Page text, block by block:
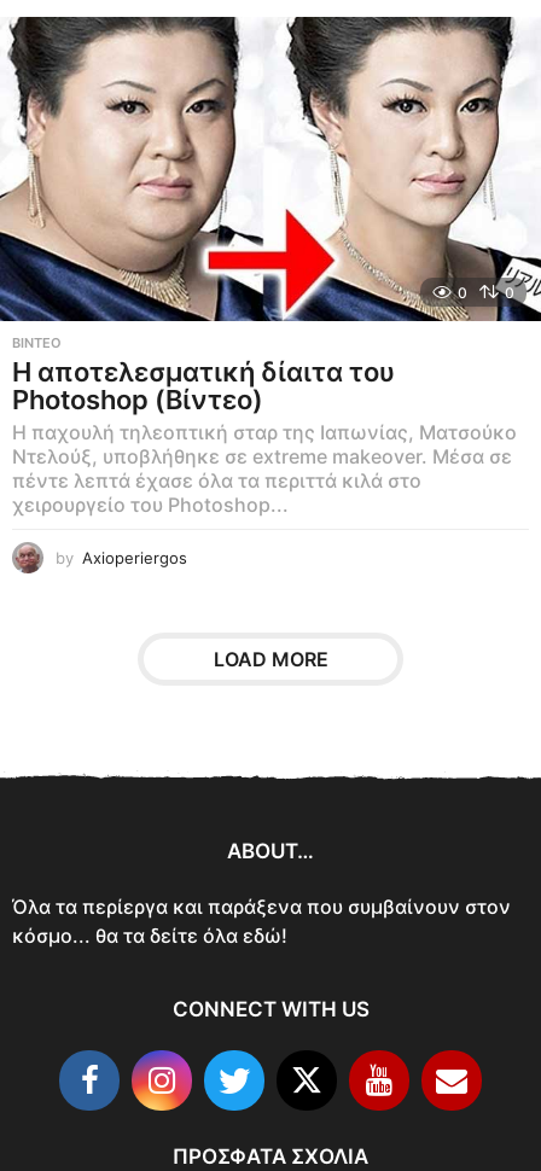
0 0
ΒΊΝΤΕΟ
Η αποτελεσματική δίαιτα του
Photoshop (Βίντεο)
Η παχουλή τηλεοπτική σταρ της Ιαπωνίας, Ματσούκο
Ντελούξ, υποβλήθηκε σε extreme makeover. Μέσα σε
πέντε λεπτά έχασε όλα τα περιττά κιλά στο
χειρουργείο του Photoshop...
by Axioperiergos
LOAD MORE
ABOUT…
Όλα τα περίεργα και παράξενα που συμβαίνουν στον
κόσμο... θα τα δείτε όλα εδώ!
CONNECT WITH US
ΠΡΌΣΦΑΤΑ ΣΧΌΛΙΑ